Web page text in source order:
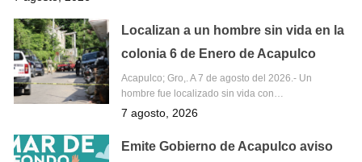
Localizan a un hombre sin vida en la
colonia 6 de Enero de Acapulco
Acapulco; Gro,. A 7 de agosto del 2026.- Un
hombre fue localizado sin vida con…
7 agosto, 2026
Emite Gobierno de Acapulco aviso